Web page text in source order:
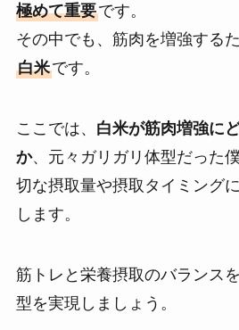
極めて重要です。
その中でも、筋肉を増強する
白米です。
ここでは、 白米が筋肉増強に
か、元々ガリガリ体型だった
切な摂取量や摂取タイミング
します。
筋トレと栄養摂取のバランス
型を実現しましょう。